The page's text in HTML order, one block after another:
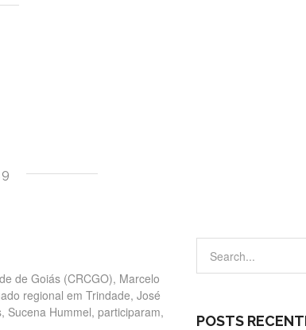
de Goiás (CRCGO), Marcelo
regional em Trindade, José
Sucena Hummel, participaram,
POSTS